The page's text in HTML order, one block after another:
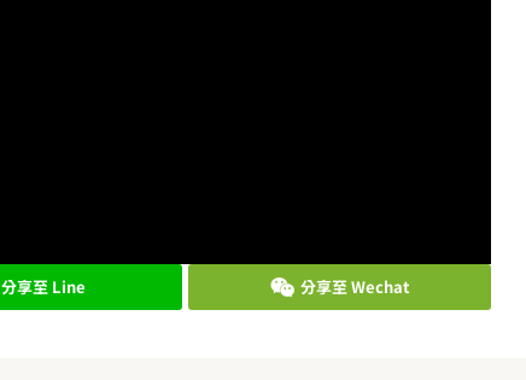
分享至 Line 分享至 Wechat